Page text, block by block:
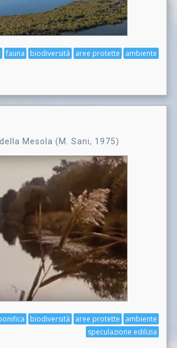
ambiente
aree protette
biodiversità
fauna
Mesola (M. Sani, 1975)
ambiente
aree protette
biodiversità
speculazione edilizia